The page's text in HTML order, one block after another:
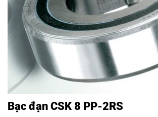
Bạc đạn CSK 8 PP-2RS